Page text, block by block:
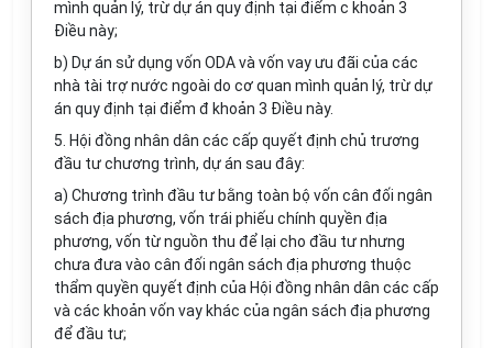
mình quản lý, trừ dự án quy định tại điểm c khoản 3
Điều này;
b) Dự án sử dụng vốn ODA và vốn vay ưu đãi của các
nhà tài trợ nước ngoài do cơ quan mình quản lý, trừ dự
án quy định tại điểm đ khoản 3 Điều này.
5. Hội đồng nhân dân các cấp quyết định chủ trương
đầu tư chương trình, dự án sau đây:
a) Chương trình đầu tư bằng toàn bộ vốn cân đối ngân
sách địa phương, vốn trái phiếu chính quyền địa
phương, vốn từ nguồn thu để lại cho đầu tư nhưng
chưa đưa vào cân đối ngân sách địa phương thuộc
thẩm quyền quyết định của Hội đồng nhân dân các cấp
và các khoản vốn vay khác của ngân sách địa phương
để đầu tư;